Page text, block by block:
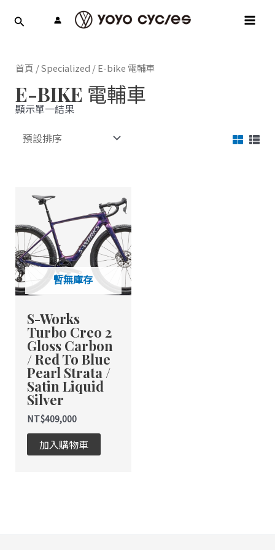
首頁 /Specialized / E-bike 電輔車
E-BIKE 電輔車
顯示單一結果
暫無庫存
S-Works
Turbo Creo 2
Gloss Carbon
/ Red To Blue
Pearl Strata /
Satin Liquid
Silver
NT$409,000
加入購物車
產
品
有
多
種
款
在
產
品
頁
面
選
項